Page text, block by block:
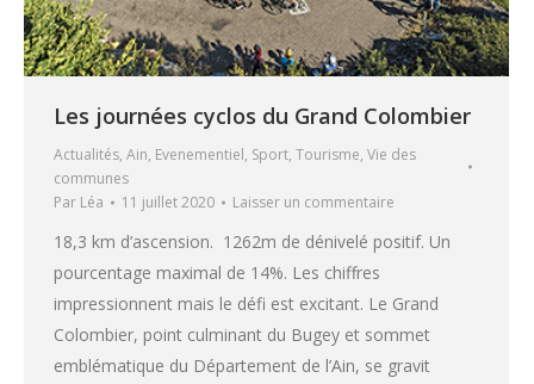
Les journées cyclos du Grand Colombier
Actualités, Ain, Evenementiel, Sport, Tourisme, Vie des
communes
Par Léa 11 juillet 2020 Laisser un commentaire
18,3 km d’ascension. 1262m de dénivelé positif. Un
pourcentage maximal de 14%. Les chiffres
impressionnent mais le défi est excitant. Le Grand
Colombier, point culminant du Bugey et sommet
emblématique du Département de l’Ain, se gravit